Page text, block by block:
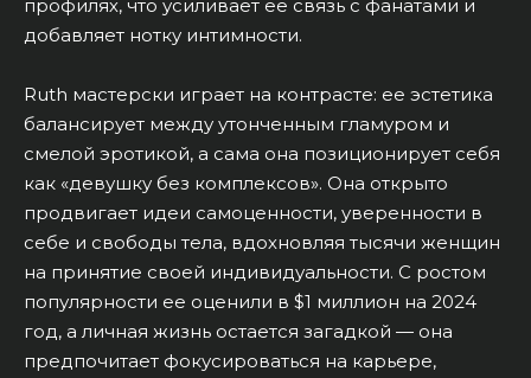
профилях, что усиливает ее связь с фанатами и
добавляет нотку интимности.
Ruth мастерски играет на контрасте: ее эстетика
балансирует между утонченным гламуром и
смелой эротикой, а сама она позиционирует себя
как «девушку без комплексов». Она открыто
продвигает идеи самоценности, уверенности в
себе и свободы тела, вдохновляя тысячи женщин
на принятие своей индивидуальности. С ростом
популярности ее оценили в $1 миллион на 2024
год, а личная жизнь остается загадкой — она
предпочитает фокусироваться на карьере,